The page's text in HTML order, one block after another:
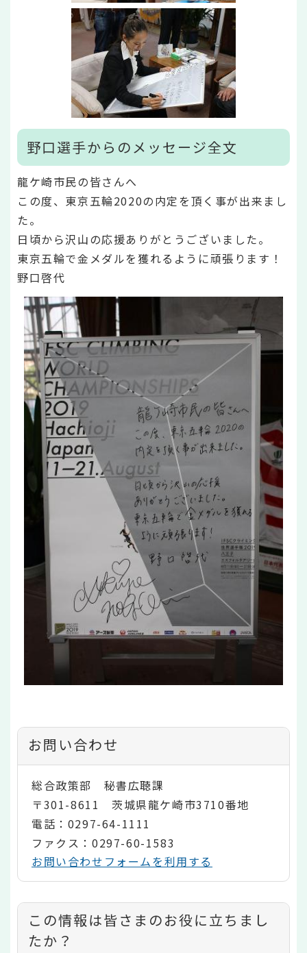
野口選手からのメッセージ全文
龍ケ崎市民の皆さんへ
この度、東京五輪2020の内定を頂く事が出来まし
た。
日頃から沢山の応援ありがとうございました。
東京五輪で金メダルを獲れるように頑張ります！
野口啓代
お問い合わせ
総合政策部 秘書広聴課
〒301-8611 茨城県龍ケ崎市3710番地
電話：0297-64-1111
ファクス：0297-60-1583
お問い合わせフォームを利用する
コ
ン
この情報は皆さまのお役に立ちまし
たか？